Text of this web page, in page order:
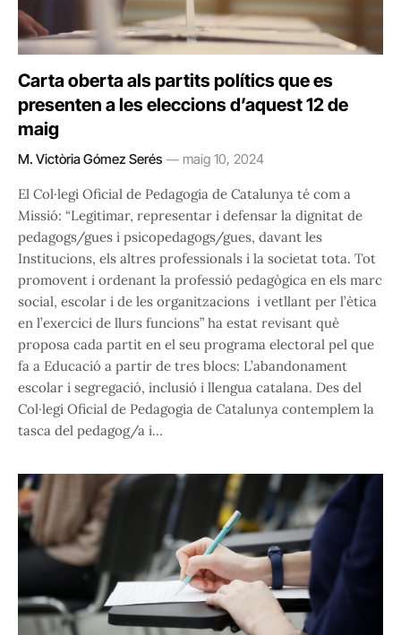
Carta oberta als partits polítics que es
presenten a les eleccions d’aquest 12 de
maig
M. Victòria Gómez Serés maig 10, 2024
El Col·legi Oficial de Pedagogia de Catalunya té com a
Missió: “Legitimar, representar i defensar la dignitat de
pedagogs/gues i psicopedagogs/gues, davant les
Institucions, els altres professionals i la societat tota. Tot
promovent i ordenant la professió pedagògica en els marc
social, escolar i de les organitzacions i vetllant per l’ètica
en l’exercici de llurs funcions” ha estat revisant què
proposa cada partit en el seu programa electoral pel que
fa a Educació a partir de tres blocs: L’abandonament
escolar i segregació, inclusió i llengua catalana. Des del
Col·legi Oficial de Pedagogia de Catalunya contemplem la
tasca del pedagog/a i…